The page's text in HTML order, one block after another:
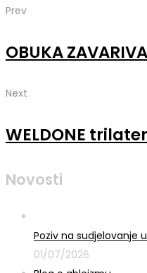
Prev
OBUKA
Next
WELDONE
Novosti
Poziv na sudjelovanje
01/07/2026